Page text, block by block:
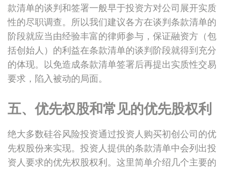
款清单的谈判和签署一般早于投资方对公司展开实质
性的尽职调查。所以我们建议各方在谈判条款清单的
阶段就应当由经验丰富的律师参与，保证融资方（包
括创始人）的利益在条款清单的谈判阶段就得到充分
的体现。以免造成条款清单签署后再提出实质性交易
要求，陷入被动的局面。
五、优先权股和常见的优先股权利
绝大多数硅谷风险投资通过投资人购买初创公司的优
先权股份来实现。投资人提供的条款清单中会列出投
资人要求的优先权股权利。这里简单介绍几个主要的